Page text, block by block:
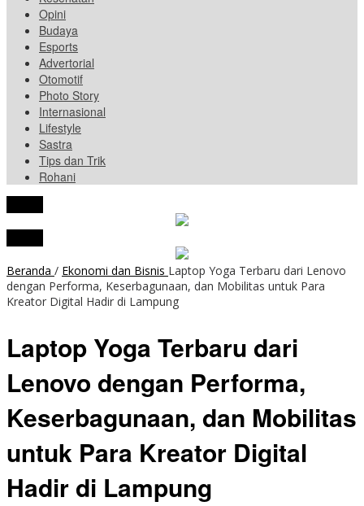
Opini
Budaya
Esports
Advertorial
Otomotif
Photo Story
Internasional
Lifestyle
Sastra
Tips dan Trik
Rohani
Beranda / Ekonomi dan Bisnis Laptop Yoga Terbaru dari Lenovo
dengan Performa, Keserbagunaan, dan Mobilitas untuk Para
Kreator Digital Hadir di Lampung
Laptop Yoga Terbaru dari
Lenovo dengan Performa,
Keserbagunaan, dan Mobilitas
untuk Para Kreator Digital
Hadir di Lampung